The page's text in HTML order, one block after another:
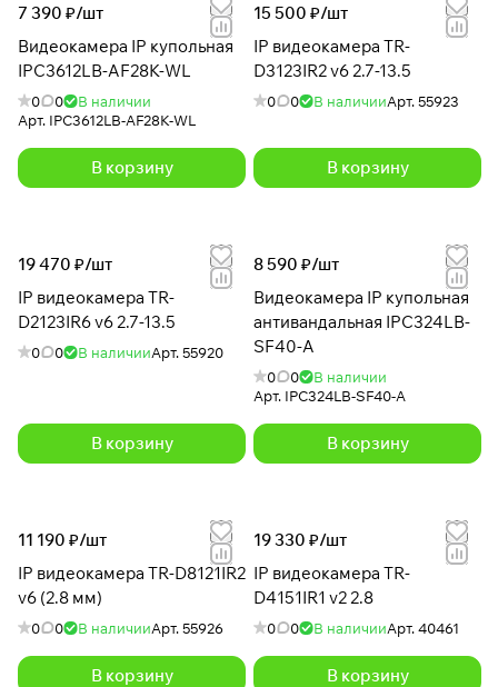
7 390 ₽/шт
Видеокамера IP купольная
IPC3612LB-AF28K-WL
0 0
В наличии
Арт. IPC3612LB-AF28K-WL
В корзину
15 500 ₽/шт
IP видеокамера TR-
D3123IR2 v6 2.7-13.5
0 0 В наличииАрт.55923
В корзину
19 470 ₽/шт
IP видеокамера TR-
D2123IR6 v6 2.7-13.5
0 0 В наличииАрт.55920
В корзину
8 590 ₽/шт
Видеокамера IP купольная
антивандальная IPC324LB-
SF40-A
0 0
В наличии
Арт. IPC324LB-SF40-A
В корзину
11 190 ₽/шт
IP видеокамера TR-D8121IR2
v6 (2.8 мм)
0 0 В наличииАрт.55926
В корзину
19 330 ₽/шт
IP видеокамера TR-
D4151IR1 v2 2.8
0 0 В наличииАрт.40461
В корзину